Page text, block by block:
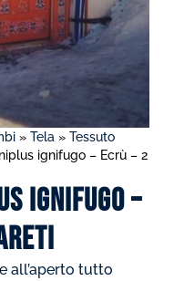
» Tela » Tessuto
ignifugo – Ecrù – 2
ignifugo –
all’aperto tutto